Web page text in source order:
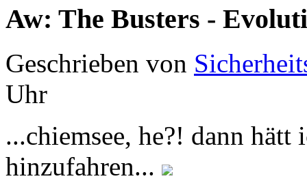
Aw: The Busters -
Geschrieben von
Uhr
...chiemsee, he?! dann
hinzufahren...